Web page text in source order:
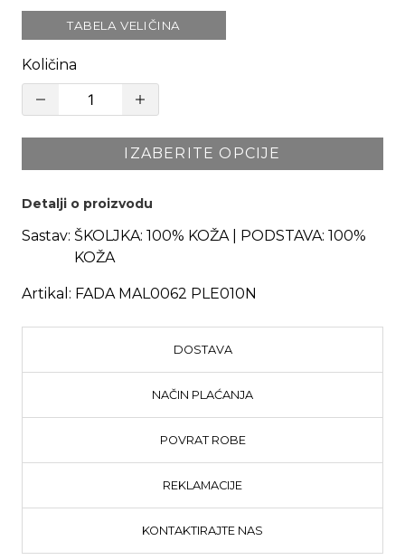
TABELA VELIČINA
Količina
IZABERITE OPCIJE
Detalji o proizvodu
Sastav: ŠKOLJKA: 100% KOŽA | PODSTAVA: 100%
KOŽA
Artikal: FADA MAL0062 PLE010N
DOSTAVA
NAČIN PLAĆANJA
POVRAT ROBE
REKLAMACIJE
KONTAKTIRAJTE NAS